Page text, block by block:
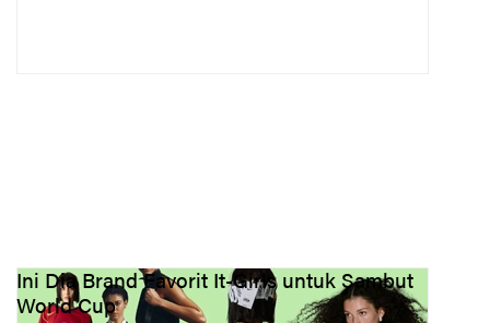
Ini Dia Brand Favorit It-Girls untuk Sambut
World Cup